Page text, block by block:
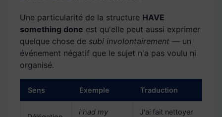
Une particularité de la structure HAVE
something done est qu'elle peut aussi exprimer
quelque chose de subi involontairement — un
événement négatif que le sujet n'a pas voulu ni
organisé.
Sens Exemple Traduction
I had my
J'ai fait nettoyer